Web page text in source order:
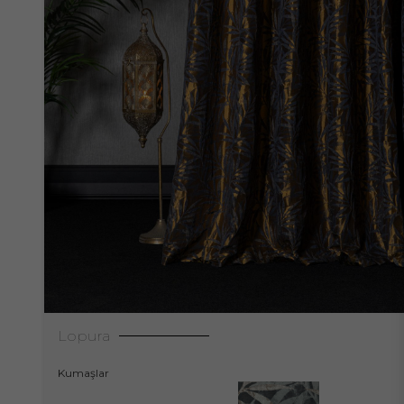
Lopura
Kumaşlar